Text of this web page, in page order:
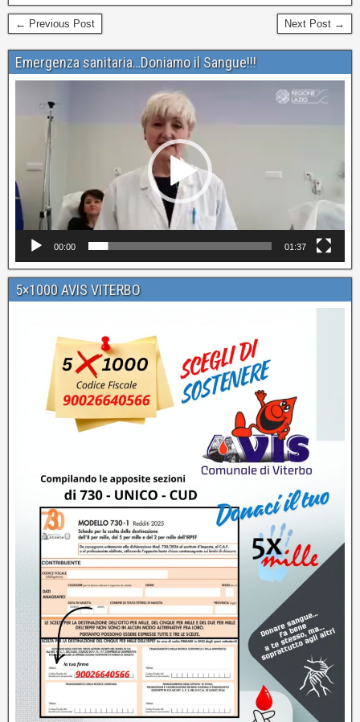
← Previous Post Next Post →
Emergenza sanitaria…Doniamo il Sangue!!!
Player
00:00 01:37
5×1000 AVIS VITERBO